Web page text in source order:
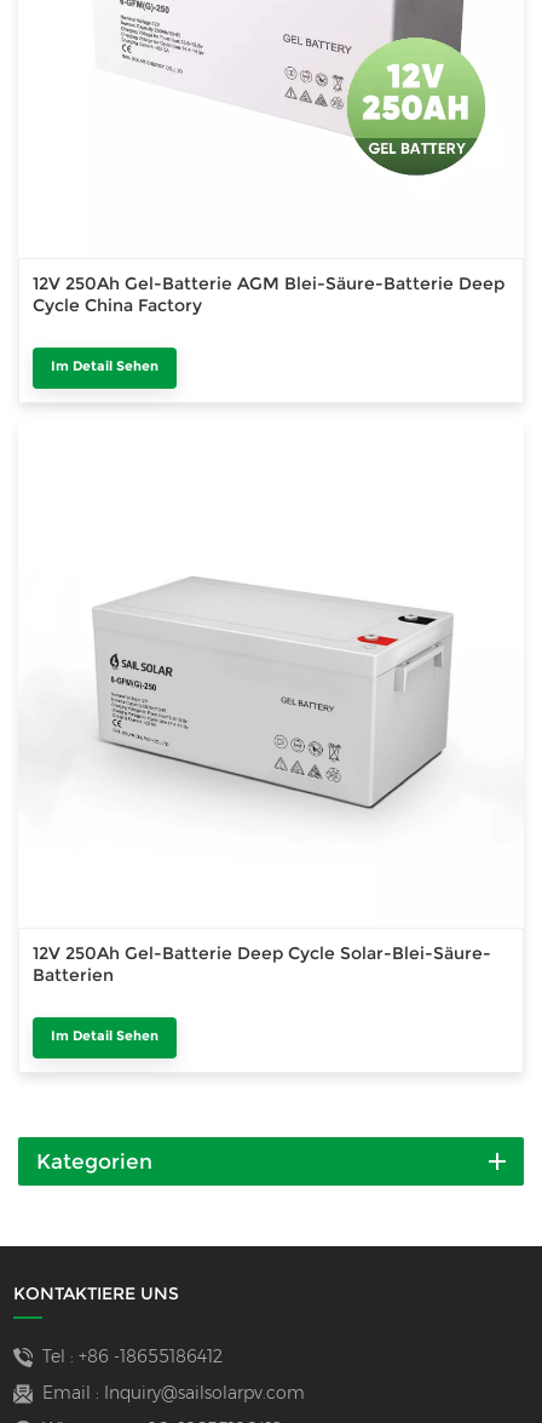
12V 250Ah Gel-Batterie AGM Blei-Säure-Batterie Deep
Cycle China Factory
Im Detail Sehen
12V 250Ah Gel-Batterie Deep Cycle Solar-Blei-Säure-
Batterien
Im Detail Sehen
Kategorien
KONTAKTIERE UNS
Tel : +86 -18655186412
Email :
Inquiry@sailsolarpv.com